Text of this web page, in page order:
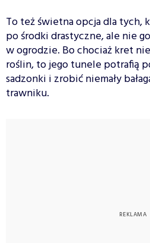
To też świetna opcja dla tych,
po środki drastyczne, ale nie
w ogrodzie. Bo chociaż kret
roślin, to jego tunele potrafią
sadzonki i zrobić niemały
trawniku.